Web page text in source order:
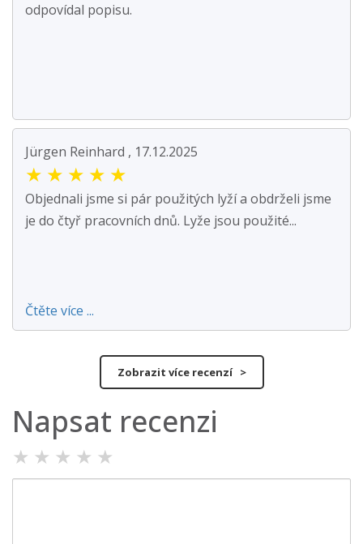
odpovídal popisu.
Jürgen Reinhard , 17.12.2025
★ ★ ★ ★ ★
Objednali jsme si pár použitých lyží a obdrželi jsme
je do čtyř pracovních dnů. Lyže jsou použité...
Čtěte více ...
Zobrazit více recenzí >
Napsat recenzi
★ ★ ★ ★ ★